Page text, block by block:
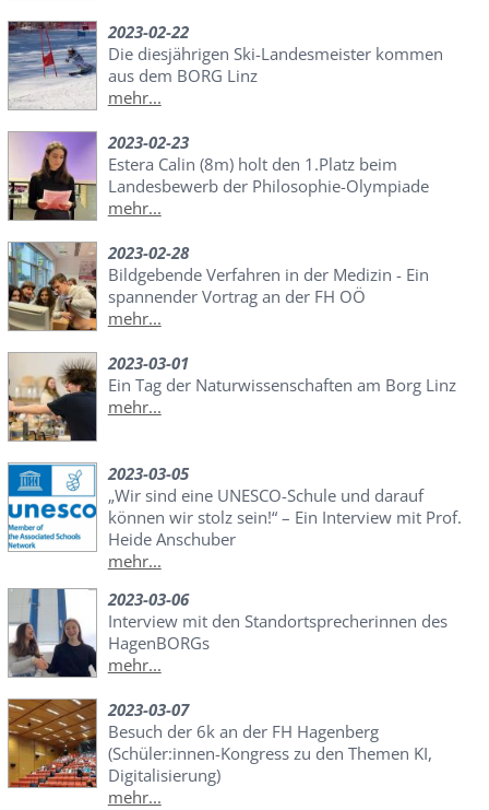
2023-02-22
Die diesjährigen Ski-Landesmeister kommen
aus dem BORG Linz
mehr...
2023-02-23
Estera Calin (8m) holt den 1.Platz beim
Landesbewerb der Philosophie-Olympiade
mehr...
2023-02-28
Bildgebende Verfahren in der Medizin - Ein
spannender Vortrag an der FH OÖ
mehr...
2023-03-01
Ein Tag der Naturwissenschaften am Borg Linz
mehr...
2023-03-05
„Wir sind eine UNESCO-Schule und darauf
können wir stolz sein!“ – Ein Interview mit Prof.
Heide Anschuber
mehr...
2023-03-06
Interview mit den Standortsprecherinnen des
HagenBORGs
mehr...
2023-03-07
Besuch der 6k an der FH Hagenberg
(Schüler:innen-Kongress zu den Themen KI,
Digitalisierung)
mehr...